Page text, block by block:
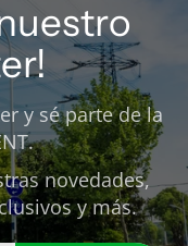
y sé parte de la
novedades,
y más.